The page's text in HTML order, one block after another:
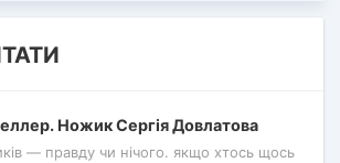
Ножик Сергія Довлатова
— правду чи нічого. якщо хтось щось